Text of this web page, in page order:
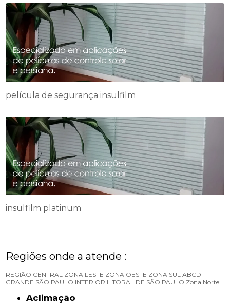
película de segurança insulfilm
insulfilm platinum
Regiões onde a atende :
REGIÃO CENTRAL ZONA LESTE ZONA OESTE ZONA SUL ABCD
GRANDE SÃO PAULO INTERIOR LITORAL DE SÃO PAULO Zona Norte
Aclimação